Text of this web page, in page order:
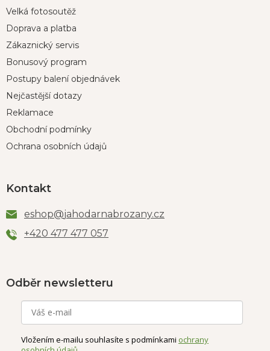
Velká fotosoutěž
Doprava a platba
Zákaznický servis
Bonusový program
Postupy balení objednávek
Nejčastější dotazy
Reklamace
Obchodní podmínky
Ochrana osobních údajů
Kontakt
eshop@jahodarnabrozany.cz
+420 477 477 057
Odběr newsletteru
Vložením e-mailu souhlasíte s podmínkami ochrany